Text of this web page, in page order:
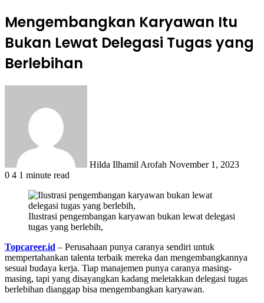
Mengembangkan Karyawan Itu
Bukan Lewat Delegasi Tugas yang
Berlebihan
Hilda Ilhamil Arofah November 1, 2023
0 4 1 minute read
Ilustrasi pengembangan karyawan bukan lewat delegasi
tugas yang berlebih,
Topcareer.id – Perusahaan punya caranya sendiri untuk
mempertahankan talenta terbaik mereka dan mengembangkannya
sesuai budaya kerja. Tiap manajemen punya caranya masing-
masing, tapi yang disayangkan kadang meletakkan delegasi tugas
berlebihan dianggap bisa mengembangkan karyawan.